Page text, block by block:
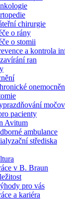
které
chirurgie
o rány
o stomii
a kontrola
ran
pacienty
Avitum
ambulance
střediska
v B. Braun
pro vás
a kariéra